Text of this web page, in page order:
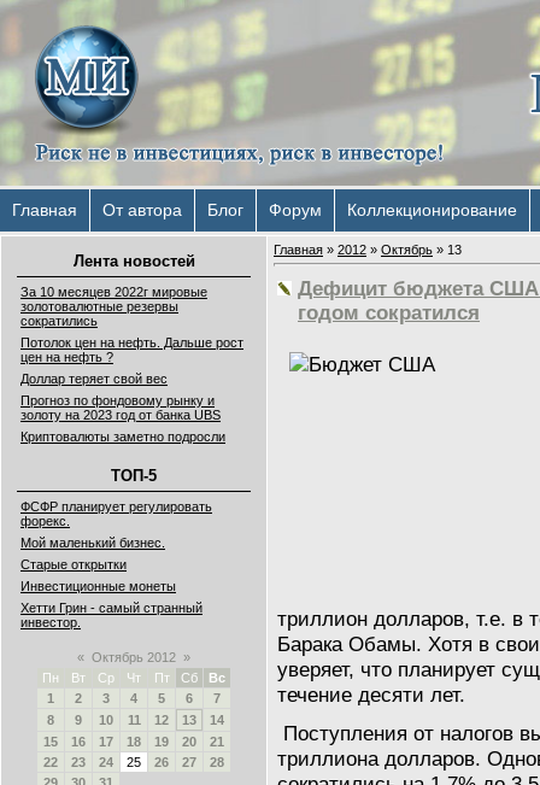
Главная От автора Блог Форум Коллекционирование
Лента новостей
За 10 месяцев 2022г мировые
золотовалютные резервы
сократились
Потолок цен на нефть. Дальше рост
цен на нефть ?
Доллар теряет свой вес
Прогноз по фондовому рынку и
золоту на 2023 год от банка UBS
Криптовалюты заметно подросли
ТОП-5
ФСФР планирует регулировать
форекс.
Мой маленький бизнес.
Старые открытки
Инвестиционные монеты
Хетти Грин - самый странный
инвестор.
« Октябрь 2012 »
Пн
Вт Ср Чт Пт Сб
Вс
1
2 3 4 5 6
7
8
9 10 11 12 13
14
15
16 17 18 19 20
21
22
23 24 25 26 27
28
Главная » 2012 » Октябрь » 13
Дефицит бюджета
годом сократился
триллион долларов, т.е. в
Барака Обамы. Хотя в
уверяет, что планирует
течение десяти лет.
Поступления от налогов
триллиона долларов.